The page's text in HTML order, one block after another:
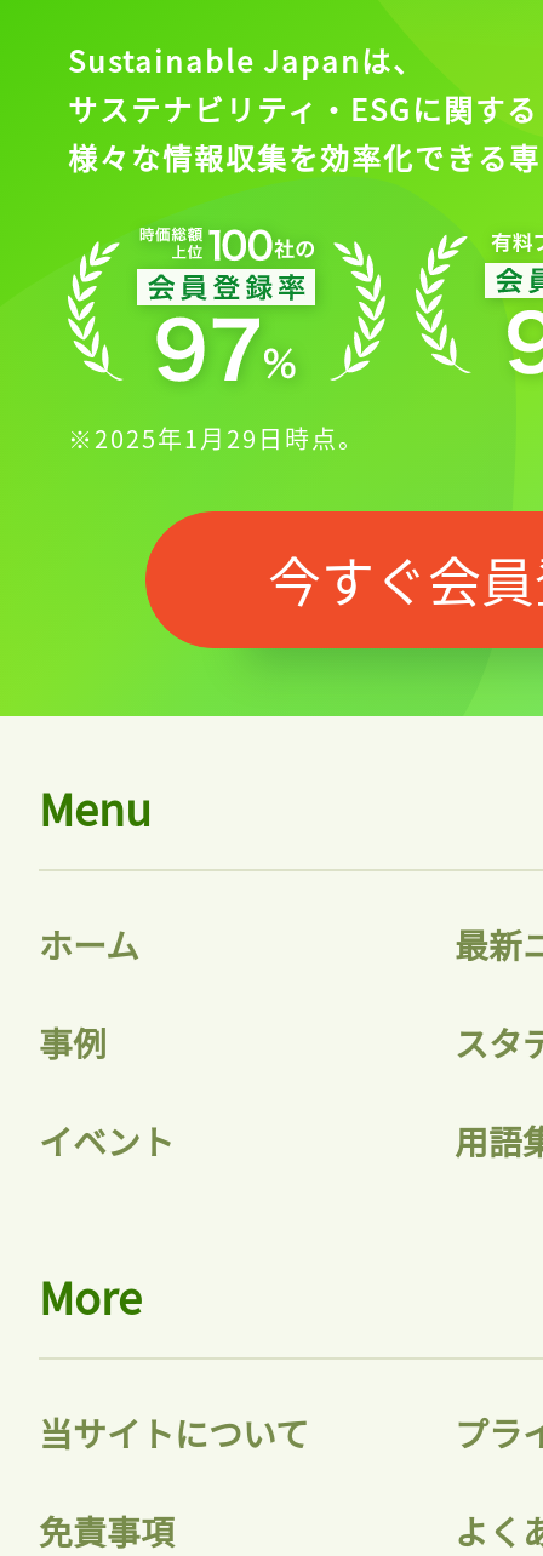
Sustainable Japanは、
サステナビリティ・ESGに関する
様々な情報収集を効率化できる
※2025年1月29日時点。
今すぐ会
Menu
ホーム 最新
事例 スタ
イベント 用語
More
当サイトについて プラ
免責事項 よく